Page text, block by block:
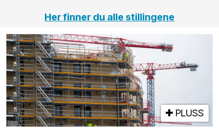
Her finner du alle stillingene
PLUSS